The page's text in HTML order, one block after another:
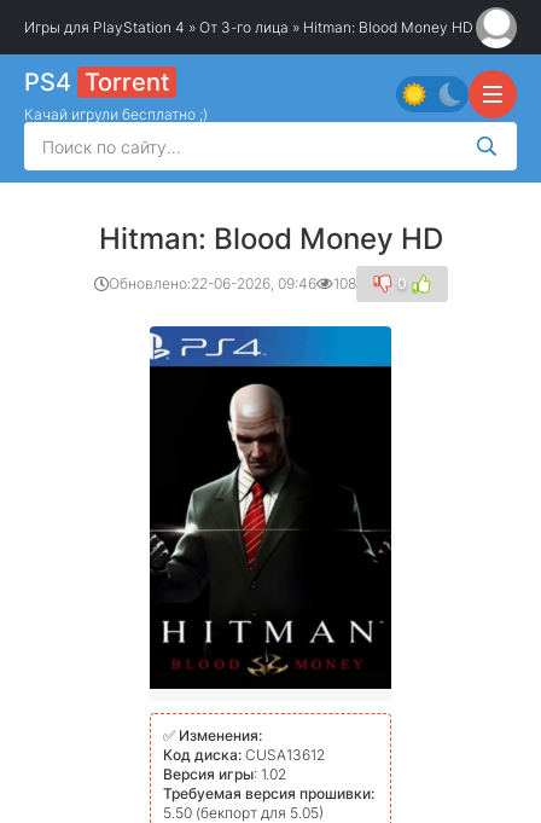
Игры для PlayStation 4 » От 3-го лица » Hitman: Blood Money HD
PS4 Torrent
Качай игрули бесплатно ;)
Hitman: Blood Money HD
Обновлено:22-06-2026, 09:46 108 0
✅ Изменения:
Код диска: CUSA13612
Версия игры: 1.02
Требуемая версия прошивки:
5.50 (бекпорт для 5.05)